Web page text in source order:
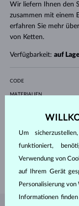
Wir liefern Ihnen den
zusammen mit einem
erfahren Sie mehr
von Ketten.
Verfügbarkeit: auf
CODE
MATERIALIEN
BREITE
HÖHE
LÄNGE
GEWICHT
Um
funktioniert,
Verwendung von
auf Ihrem Gerät
Personalisierung
Informationen